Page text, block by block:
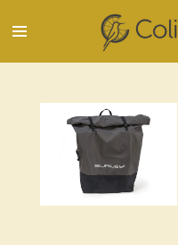
direct